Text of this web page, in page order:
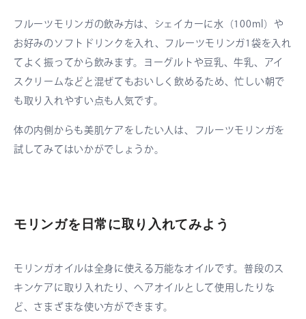
フルーツモリンガの飲み方は、シェイカーに水（100ml）や
お好みのソフトドリンクを入れ、フルーツモリンガ1袋を入れ
てよく振ってから飲みます。ヨーグルトや豆乳、牛乳、アイ
スクリームなどと混ぜてもおいしく飲めるため、忙しい朝で
も取り入れやすい点も人気です。
体の内側からも美肌ケアをしたい人は、フルーツモリンガを
試してみてはいかがでしょうか。
モリンガを日常に取り入れてみよう
モリンガオイルは全身に使える万能なオイルです。普段のス
キンケアに取り入れたり、ヘアオイルとして使用したりな
ど、さまざまな使い方ができます。